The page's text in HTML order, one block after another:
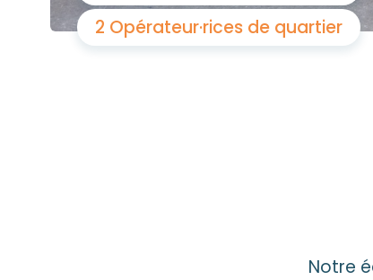
2 Opérateur·rices de quartier
Notre